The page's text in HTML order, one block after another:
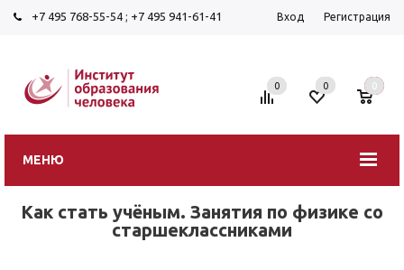
+7 495 768-55-54 ; +7 495 941-61-41 Вход Регистрация
МЕНЮ
0 0 0
Как стать учёным. Занятия по физике со
старшеклассниками